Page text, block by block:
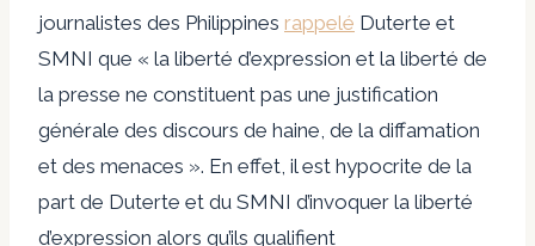
journalistes des Philippines rappelé Duterte et
SMNI que « la liberté d’expression et la liberté de
la presse ne constituent pas une justification
générale des discours de haine, de la diffamation
et des menaces ». En effet, il est hypocrite de la
part de Duterte et du SMNI d’invoquer la liberté
d’expression alors qu’ils qualifient